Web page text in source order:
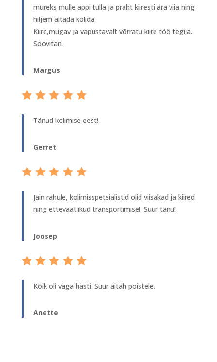
mureks mulle appi tulla ja praht kiiresti ära viia ning
hiljem aitada kolida.
Kiire,mugav ja vapustavalt võrratu kiire töö tegija.
Soovitan.
Margus
Tänud kolimise eest!
Gerret
Jäin rahule, kolimisspetsialistid olid viisakad ja kiired
ning ettevaatlikud transportimisel. Suur tänu!
Joosep
Kõik oli väga hästi. Suur aitäh poistele.
Anette